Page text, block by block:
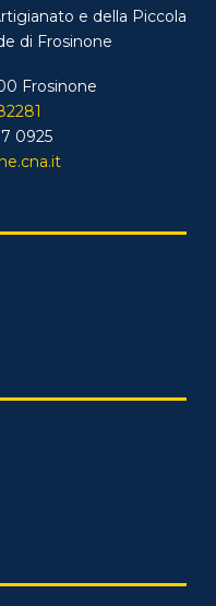
e della Piccola
di Frosinone
Frosinone
0925